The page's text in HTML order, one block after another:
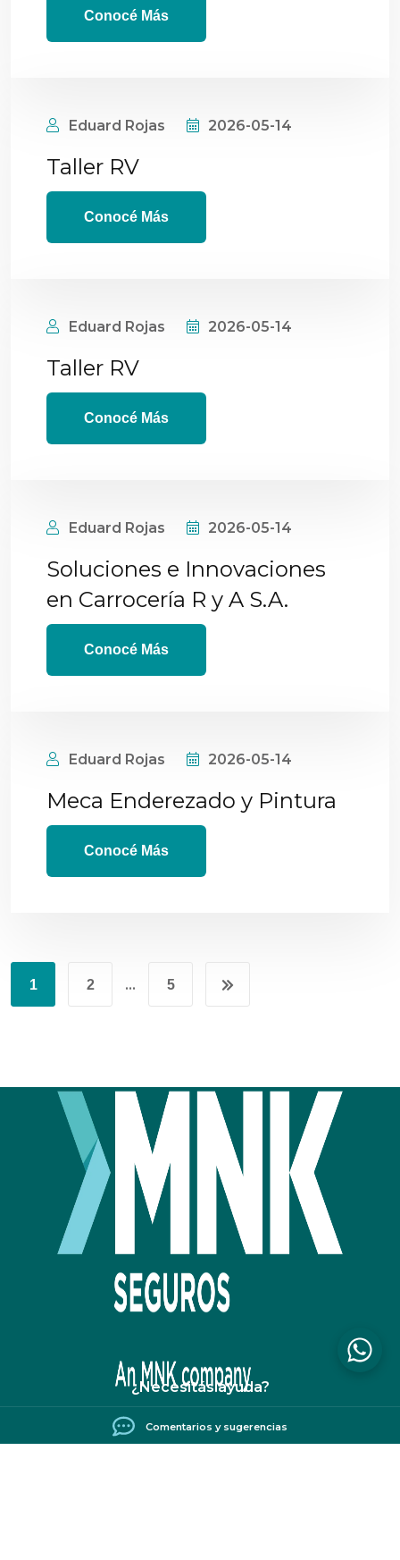
Conocé Más
Eduard Rojas 2026-05-14
Taller RV
Conocé Más
Eduard Rojas 2026-05-14
Taller RV
Conocé Más
Eduard Rojas 2026-05-14
Soluciones e Innovaciones
en Carrocería R y A S.A.
Conocé Más
Eduard Rojas 2026-05-14
Meca Enderezado y Pintura
Conocé Más
1 2 … 5
¿Necesitás ayuda?
Comentarios y sugerencias